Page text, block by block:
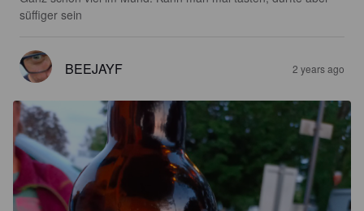
süffiger sein
BEEJAYF 2 years ago